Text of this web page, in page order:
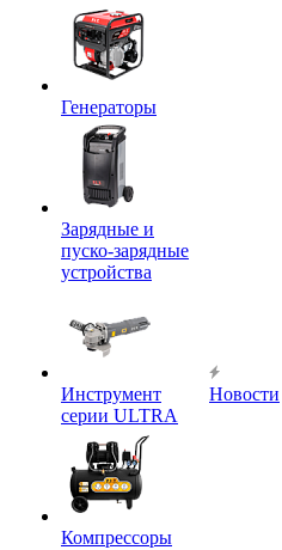
Генераторы
Зарядные и
пуско-зарядные
устройства
Инструмент
серии ULTRA
Компрессоры
Новости